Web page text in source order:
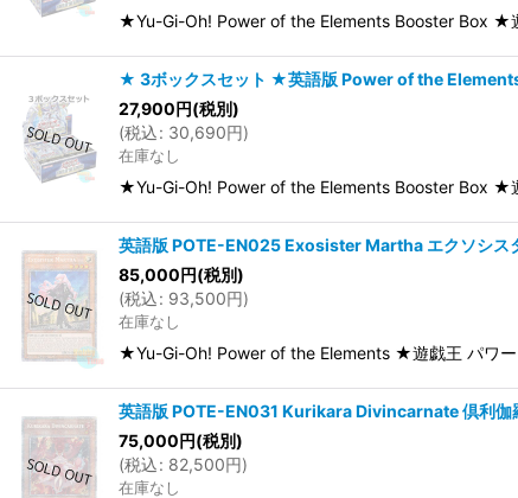
★Yu-Gi-Oh! Power of the Elements Booster Box ★
★ 3ボックスセット ★英語版 Power of the
27,900円(税別)
(税込: 30,690円)
在庫なし
★Yu-Gi-Oh! Power of the Elements Booster Box ★
英語版 POTE-EN025 Exosister Martha エクソシス
85,000円(税別)
(税込: 93,500円)
在庫なし
★Yu-Gi-Oh! Power of the Elements ★遊戯王 パワ
英語版 POTE-EN031 Kurikara Divincarnate 倶利
75,000円(税別)
(税込: 82,500円)
在庫なし